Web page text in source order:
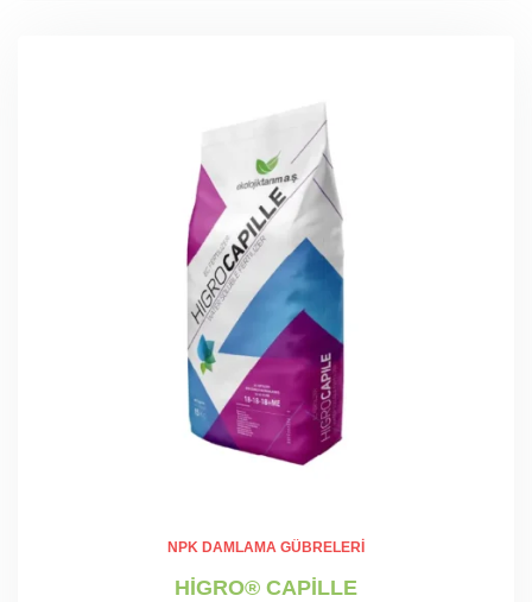
NPK DAMLAMA GÜBRELERI
HİGRO® CAPİLLE